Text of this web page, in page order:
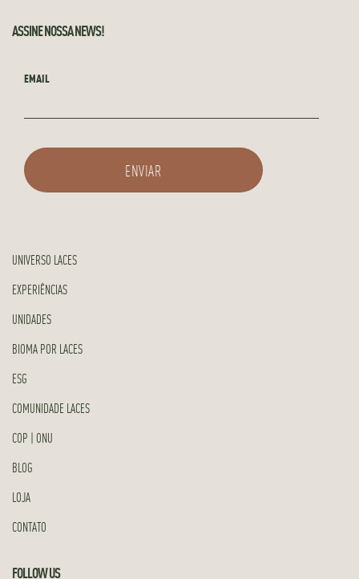
ASSINE NOSSA NEWS!
EMAIL
UNIVERSO LACES
EXPERIÊNCIAS
UNIDADES
BIOMA POR LACES
ESG
COMUNIDADE LACES
COP | ONU
BLOG
LOJA
CONTATO
FOLLOW US